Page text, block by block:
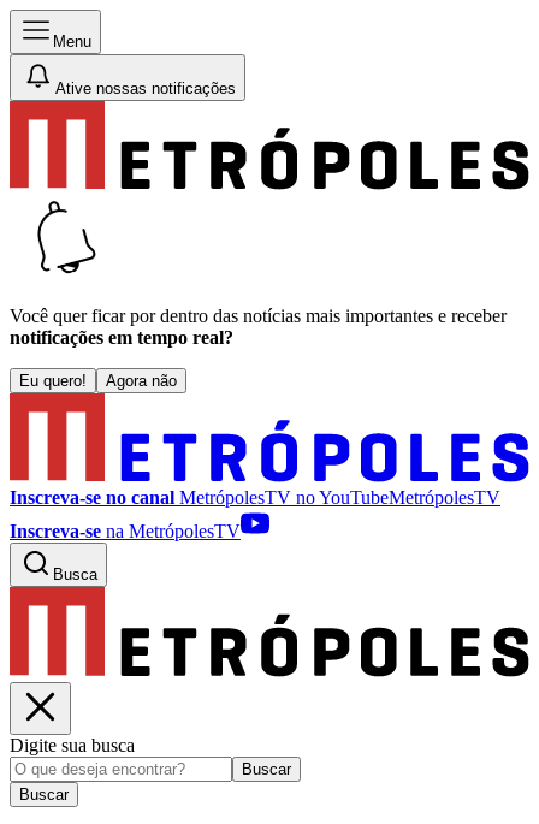
Menu
Ative nossas notificações
Você quer ficar por dentro das notícias mais importantes e receber
notificações em tempo real?
Eu quero! Agora não
Inscreva-se no canal MetrópolesTV noYouTubeMetrópolesTV
Inscreva-se na MetrópolesTV
Busca
Digite sua busca
Buscar
Buscar